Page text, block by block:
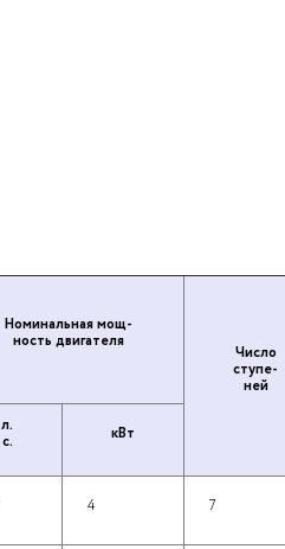
Но­ми­наль­ная мощ­
ность дви­га­те­ля
Число
ступе­
ней
л.
с.
кВт
4 7